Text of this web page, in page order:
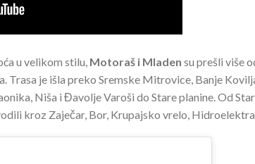
u velikom stilu, Motoraš i Mladen su prešli više
Trasa je išla preko Sremske Mitrovice, Banje
Niša i Đavolje Varoši do Stare planine. Od
kroz Zaječar, Bor, Krupajsko vrelo,